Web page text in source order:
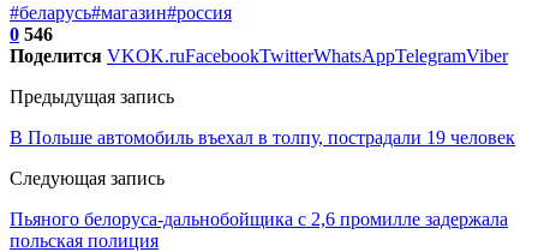
#беларусь#магазин#россия
0 546
Поделится VKOK.ruFacebookTwitterWhatsAppTelegramViber
Предыдущая запись
В Польше автомобиль въехал в толпу, пострадали 19 человек
Следующая запись
Пьяного белоруса-дальнобойщика с 2,6 промилле задержала
польская полиция